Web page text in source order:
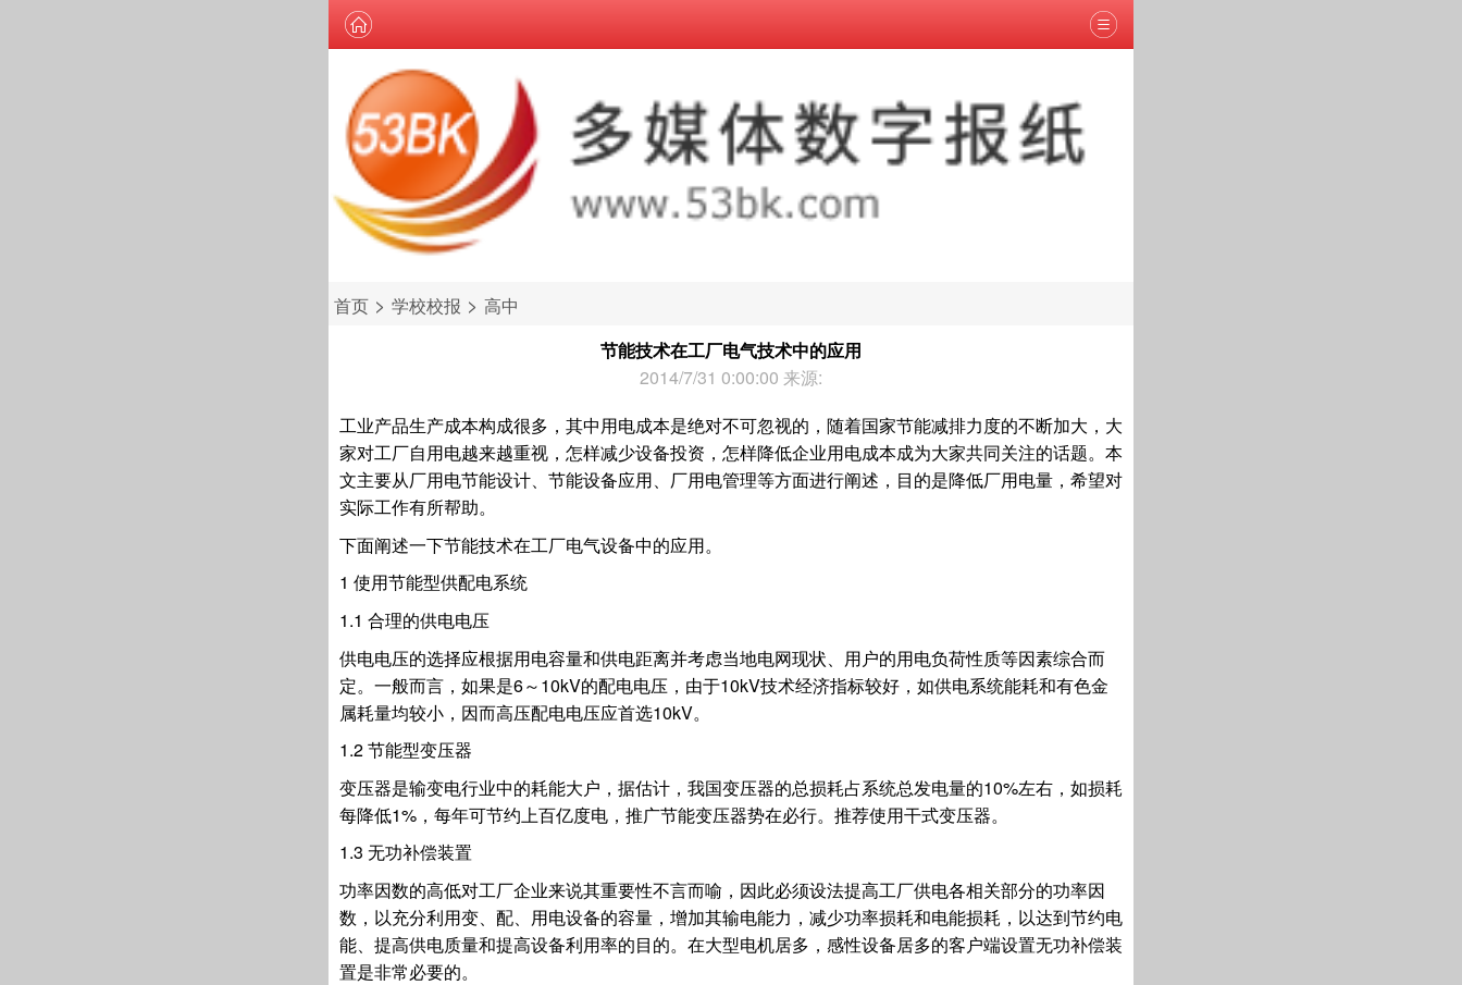
首页 > 学校校报 > 高中
节能技术在工厂电气技术中的应用
2014/7/31 0:00:00 来源:
工业产品生产成本构成很多，其中用电成本是绝对不可忽视的，随着国家节能减排力度的不断加大，大
家对工厂自用电越来越重视，怎样减少设备投资，怎样降低企业用电成本成为大家共同关注的话题。本
文主要从厂用电节能设计、节能设备应用、厂用电管理等方面进行阐述，目的是降低厂用电量，希望对
实际工作有所帮助。
下面阐述一下节能技术在工厂电气设备中的应用。
1 使用节能型供配电系统
1.1 合理的供电电压
供电电压的选择应根据用电容量和供电距离并考虑当地电网现状、用户的用电负荷性质等因素综合而
定。一般而言，如果是6～10kV的配电电压，由于10kV技术经济指标较好，如供电系统能耗和有色金
属耗量均较小，因而高压配电电压应首选10kV。
1.2 节能型变压器
变压器是输变电行业中的耗能大户，据估计，我国变压器的总损耗占系统总发电量的10%左右，如损耗
每降低1%，每年可节约上百亿度电，推广节能变压器势在必行。推荐使用干式变压器。
1.3 无功补偿装置
功率因数的高低对工厂企业来说其重要性不言而喻，因此必须设法提高工厂供电各相关部分的功率因
数，以充分利用变、配、用电设备的容量，增加其输电能力，减少功率损耗和电能损耗，以达到节约电
能、提高供电质量和提高设备利用率的目的。在大型电机居多，感性设备居多的客户端设置无功补偿装
置是非常必要的。